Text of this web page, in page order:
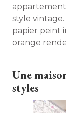
style
papier peint
orange
Une
styles